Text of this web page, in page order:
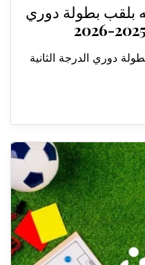
بلقب بطولة دوري
دوري الدرجة الثانية